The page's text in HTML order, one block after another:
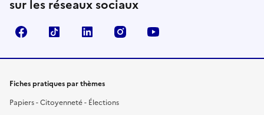
sur les réseaux sociaux
FacebookTikTok LinkedIn Instagram
Fiches pratiques par thèmes
Papiers - Citoyenneté - Élections